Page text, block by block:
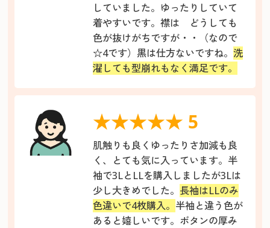
していました。ゆったりしていて
着やすいです。襟は どうしても
色が抜けがちですが・・（なので
☆4です）黒は仕方ないですね。洗
濯しても型崩れもなく満足です。
★★★★★ 5
肌触りも良くゆったりさ加減も良
く、とても気に入っています。半
袖で3LとLLを購入しましたが3Lは
少し大きめでした。 長袖はLLのみ
色違いで4枚購入。 半袖と違う色が
あると嬉しいです。ボタンの厚み